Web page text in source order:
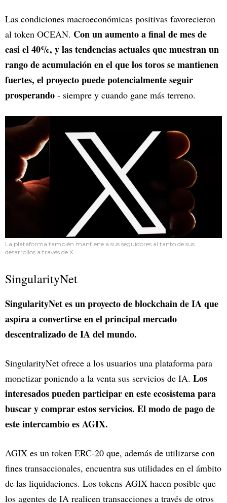
Las condiciones macroeconómicas positivas favorecieron
al token OCEAN. Con un aumento a final de mes de
casi el 40%, y las tendencias actuales que muestran un
rango de acumulación en el que los toros se mantienen
fuertes, el proyecto puede potencialmente seguir
prosperando - siempre y cuando gane más terreno.
La plataforma también mantiene a sus seguidores al tanto de sus
desarrollos a través de X.
SingularityNet
SingularityNet es un proyecto de blockchain de IA que
aspira a convertirse en el principal mercado
descentralizado de IA del mundo.
SingularityNet ofrece a los usuarios una plataforma para
monetizar poniendo a la venta sus servicios de IA. Los
interesados pueden participar en este ecosistema para
buscar y comprar estos servicios. El modo de pago de
este intercambio es AGIX.
AGIX es un token ERC-20 que, además de utilizarse con
fines transaccionales, encuentra sus utilidades en el ámbito
de las liquidaciones. Los tokens AGIX hacen posible que
los agentes de IA realicen transacciones a través de otros